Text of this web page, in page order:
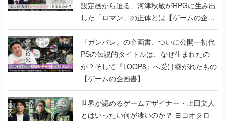
設定画から迫る、河津秋敏がRPGに生み出
した「ロマン」の正体とは【ゲームの企画
書】
『ガンパレ』の企画書、ついに公開━初代
PSの伝説的タイトルは、なぜ生まれたの
か？そして『LOOP8』へ受け継がれたもの
【ゲームの企画書】
世界が認めるゲームデザイナー・上田文人
とはいったい何が凄いのか？ ヨコオタロ